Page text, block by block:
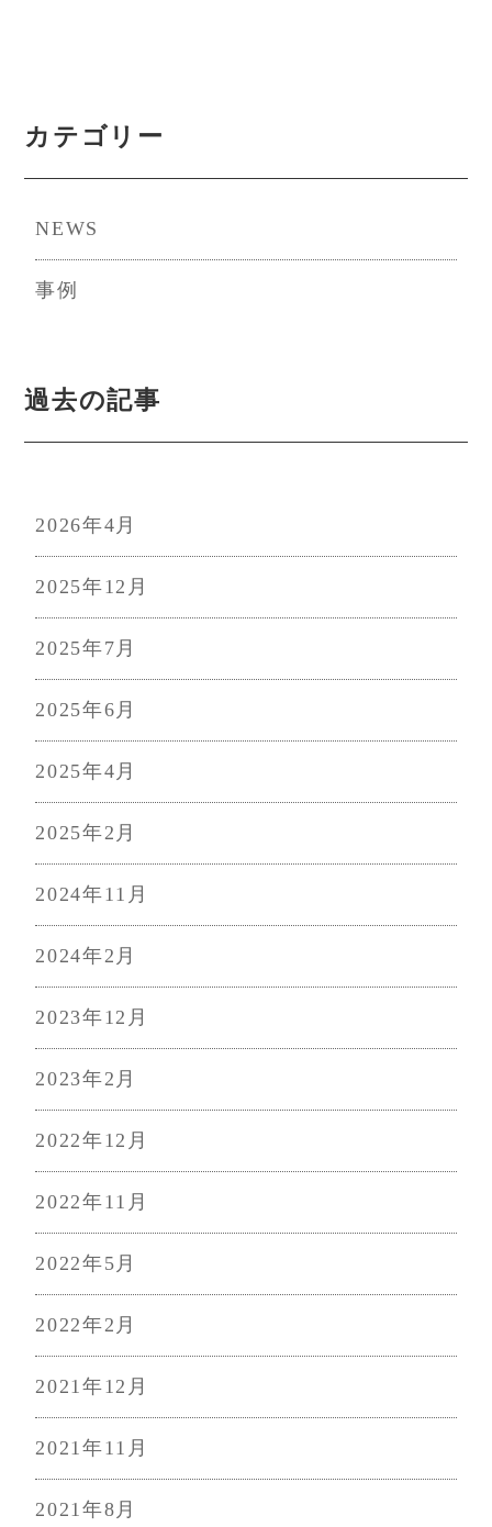
ジ
送
カテゴリー
NEWS
事例
過去の記事
2026年4月
2025年12月
2025年7月
2025年6月
2025年4月
2025年2月
2024年11月
2024年2月
2023年12月
2023年2月
2022年12月
2022年11月
2022年5月
2022年2月
2021年12月
2021年11月
2021年8月